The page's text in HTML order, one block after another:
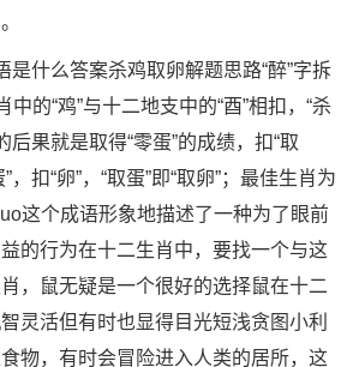
是什么答案杀鸡取卵解题思路“醉”字拆
中的“鸡”与十二地支中的“酉”相扣，“杀
后果就是取得“零蛋”的成绩，扣“取
，扣“卵”，“取蛋”即“取卵”；最佳生肖为
这个成语形象地描述了一种为了眼前
的行为在十二生肖中，要找一个与这
，鼠无疑是一个很好的选择鼠在十二
灵活但有时也显得目光短浅贪图小利
物，有时会冒险进入人类的居所，这